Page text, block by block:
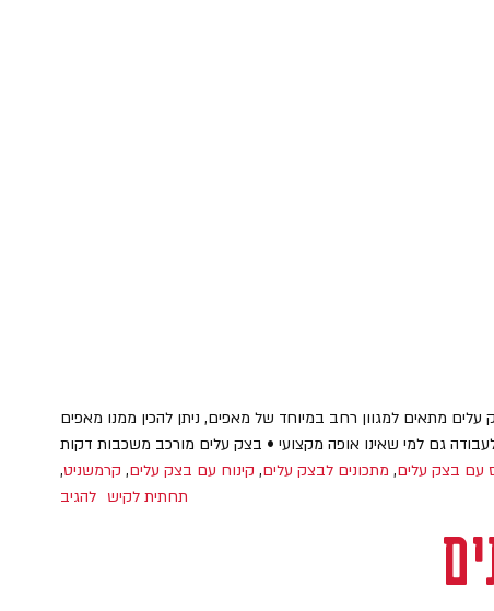
מתאים למגוון רחב במיוחד של מאפים, ניתן להכין ממנו מאפים
גם למי שאינו אופה מקצועי • בצק עלים מורכב משכבות דקות
עם בצק עלים, מתכונים לבצק עלים, קינוח עם בצק עלים, קרמשניט,
תחתית לקיש להגיב